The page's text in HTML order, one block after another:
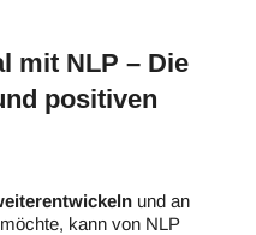
mit NLP – Die
positiven
und an
kann von NLP